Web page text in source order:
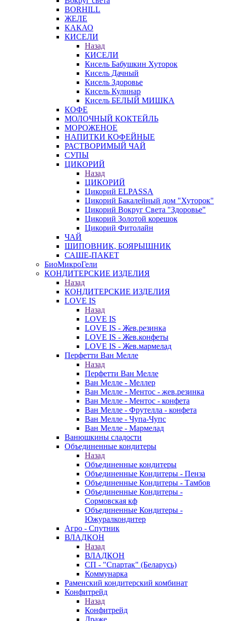
BORHILL
ЖЕЛЕ
КАКАО
КИСЕЛИ
Назад
КИСЕЛИ
Кисель Бабушкин Хуторок
Кисель Дачный
Кисель Здоровье
Кисель Кулинар
Кисель БЕЛЫЙ МИШКА
КОФЕ
МОЛОЧНЫЙ КОКТЕЙЛЬ
МОРОЖЕНОЕ
НАПИТКИ КОФЕЙНЫЕ
РАСТВОРИМЫЙ ЧАЙ
СУПЫ
ЦИКОРИЙ
Назад
ЦИКОРИЙ
Цикорий ELPASSA
Цикорий Бакалейный дом "Хуторок"
Цикорий Вокруг Света "Здоровье"
Цикорий Золотой корешок
Цикорий Фитолайн
ЧАЙ
ШИПОВНИК, БОЯРЫШНИК
САШЕ-ПАКЕТ
БиоМикроГели
КОНДИТЕРСКИЕ ИЗДЕЛИЯ
Назад
КОНДИТЕРСКИЕ ИЗДЕЛИЯ
LOVE IS
Назад
LOVE IS
LOVE IS - Жев.резинка
LOVE IS - Жев.конфеты
LOVE IS - Жев.мармелад
Перфетти Ван Мелле
Назад
Перфетти Ван Мелле
Ван Мелле - Меллер
Ван Мелле - Ментос - жев.резинка
Ван Мелле - Ментос - конфета
Ван Мелле - Фрутелла - конфета
Ван Мелле - Чупа-Чупс
Ван Мелле - Мармелад
Ванюшкины сладости
Объединенные кондитеры
Назад
Объединенные кондитеры
Объединенные Кондитеры - Пенза
Объединенные Кондитеры - Тамбов
Объединенные Кондитеры -
Сормовская кф
Объединенные Кондитеры -
Южуралкондитер
Агро - Спутник
ВЛАДКОН
Назад
ВЛАДКОН
СП - "Спартак" (Беларусь)
Коммунарка
Раменский кондитерский комбинат
Конфитрейд
Назад
Конфитрейд
Драже